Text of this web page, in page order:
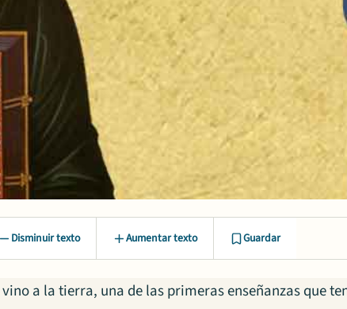
Disminuir texto Aumentar texto Guardar
vino a la tierra, una de las primeras enseñanzas que